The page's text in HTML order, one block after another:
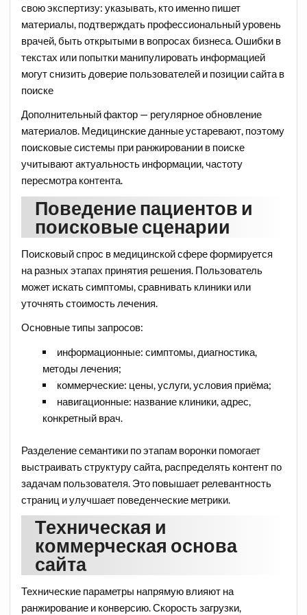
свою экспертизу: указывать, кто именно пишет
материалы, подтверждать профессиональный уровень
врачей, быть открытыми в вопросах бизнеса. Ошибки в
текстах или попытки манипулировать информацией
могут снизить доверие пользователей и позиции сайта в
поиске
Дополнительный фактор — регулярное обновление
материалов. Медицинские данные устаревают, поэтому
поисковые системы при ранжировании в поиске
учитывают актуальность информации, частоту
пересмотра контента.
Поведение пациентов и
поисковые сценарии
Поисковый спрос в медицинской сфере формируется
на разных этапах принятия решения. Пользователь
может искать симптомы, сравнивать клиники или
уточнять стоимость лечения.
Основные типы запросов:
информационные: симптомы, диагностика,
методы лечения;
коммерческие: цены, услуги, условия приёма;
навигационные: название клиники, адрес,
конкретный врач.
Разделение семантики по этапам воронки помогает
выстраивать структуру сайта, распределять контент по
задачам пользователя. Это повышает релевантность
страниц и улучшает поведенческие метрики.
Техническая и
коммерческая основа
сайта
Технические параметры напрямую влияют на
ранжирование и конверсию. Скорость загрузки,